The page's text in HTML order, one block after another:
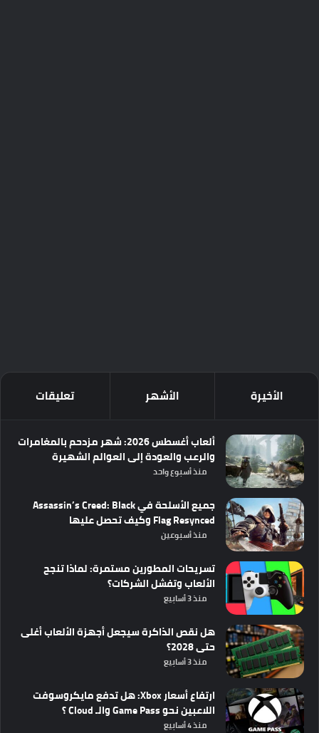
الأخيرة الأشهر تعليقات
ألعاب أغسطس 2026: شهر مزدحم بالمغامرات
والرعب والعودة إلى العوالم الشهيرة
منذ أسبوع واحد
جميع الأسلحة في Assassin’s Creed: Black
Flag Resynced وكيف تحصل عليها
منذ أسبوعين
تسريحات المطورين مستمرة: لماذا تنجح
الألعاب وتفشل الشركات؟
منذ 3 أسابيع
هل نقص الذاكرة سيجعل أجهزة الألعاب أغلى
حتى 2028؟
منذ 3 أسابيع
ارتفاع أسعار Xbox: هل تدفع مايكروسوفت
اللاعبين نحو Game Pass والـ Cloud ؟
منذ 4 أسابيع